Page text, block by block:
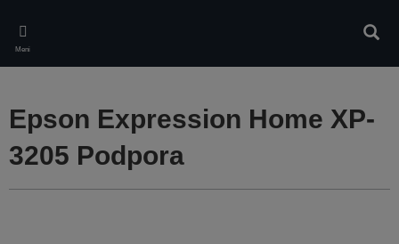
main
content
Meni
Epson Expression Home XP-
3205 Podpora